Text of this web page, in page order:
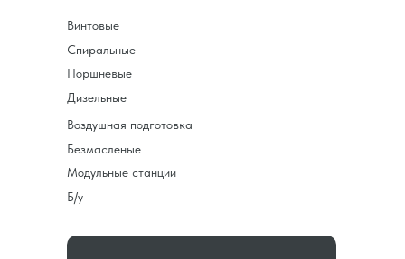
Винтовые
Спиральные
Поршневые
Дизельные
Воздушная подготовка
Безмасленые
Модульные станции
Б/у